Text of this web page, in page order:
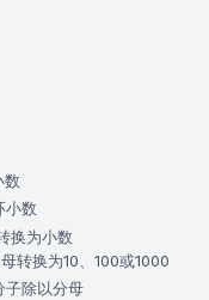
数
小数
换为小数
转换为10、100或1000
子除以分母